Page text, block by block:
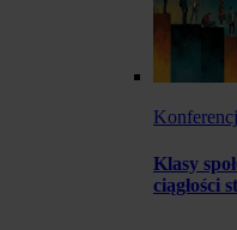
Klasy
ciągłości